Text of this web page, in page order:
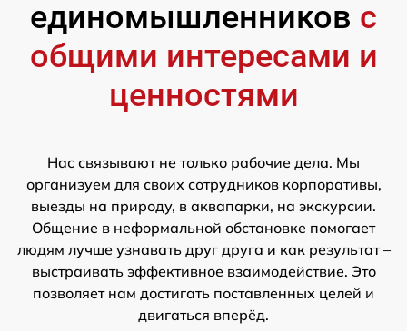
единомышленников с
общими интересами и
ценностями
Нас связывают не только рабочие дела. Мы
организуем для своих сотрудников корпоративы,
выезды на природу, в аквапарки, на экскурсии.
Общение в неформальной обстановке помогает
людям лучше узнавать друг друга и как результат –
выстраивать эффективное взаимодействие. Это
позволяет нам достигать поставленных целей и
двигаться вперёд.